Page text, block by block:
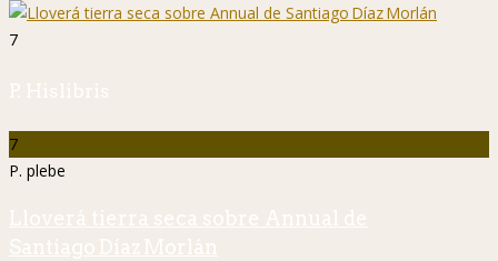
7
P. Hislibris
7
P. plebe
Lloverá tierra seca sobre Annual de
Santiago Díaz Morlán